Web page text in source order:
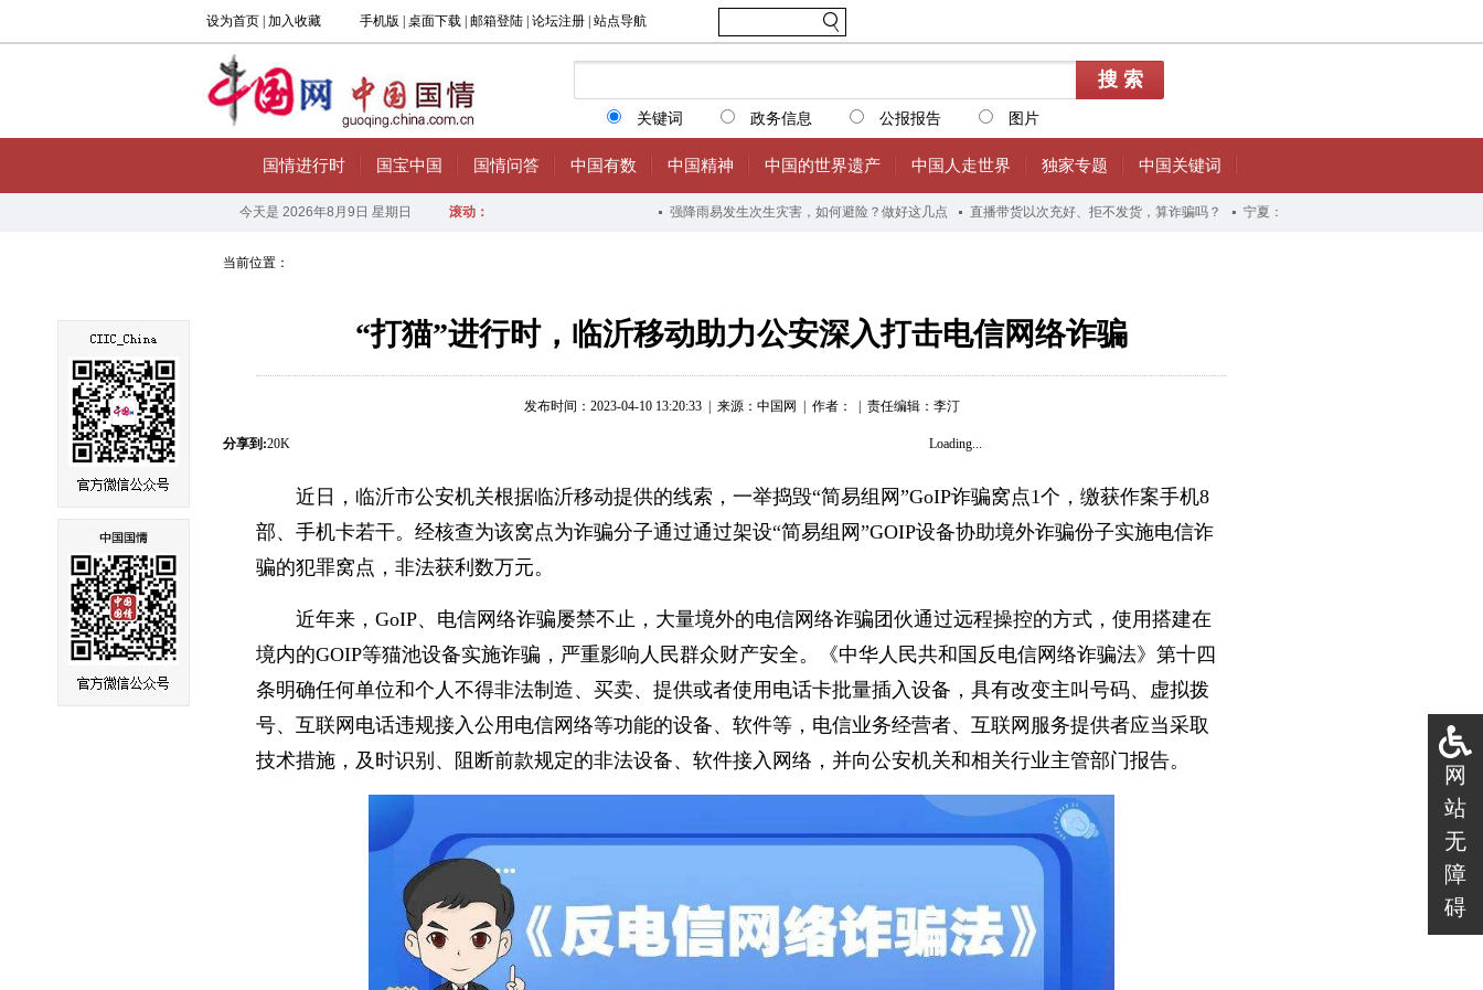
当前位置：
“打猫”进行时，临沂移动助力公安深入打击电信网络诈骗
发布时间：2023-04-10 13:20:33| 来源：中国网 作者： 责任编辑：李汀
分享到:20K Loading...
近日，临沂市公安机关根据临沂移动提供的线索，一举捣毁“简易组网”GoIP诈骗窝点1个，缴获作案手机8
部、手机卡若干。经核查为该窝点为诈骗分子通过通过架设“简易组网”GOIP设备协助境外诈骗份子实施电信诈
骗的犯罪窝点，非法获利数万元。
近年来，GoIP、电信网络诈骗屡禁不止，大量境外的电信网络诈骗团伙通过远程操控的方式，使用搭建在
境内的GOIP等猫池设备实施诈骗，严重影响人民群众财产安全。《中华人民共和国反电信网络诈骗法》第十四
条明确任何单位和个人不得非法制造、买卖、提供或者使用电话卡批量插入设备，具有改变主叫号码、虚拟拨
号、互联网电话违规接入公用电信网络等功能的设备、软件等，电信业务经营者、互联网服务提供者应当采取
技术措施，及时识别、阻断前款规定的非法设备、软件接入网络，并向公安机关和相关行业主管部门报告。
网
站
无
障
碍